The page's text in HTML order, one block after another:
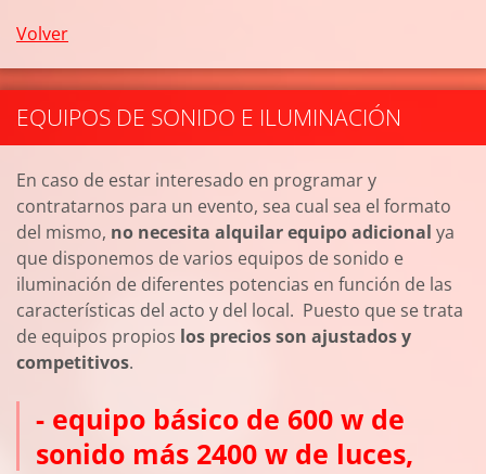
Volver
EQUIPOS DE SONIDO E ILUMINACIÓN
En caso de estar interesado en programar y
contratarnos para un evento, sea cual sea el formato
del mismo, no necesita alquilar equipo adicional ya
que disponemos de varios equipos de sonido e
iluminación de diferentes potencias en función de las
características del acto y del local. Puesto que se trata
de equipos propios los precios son ajustados y
competitivos.
- equipo básico de 600 w de
sonido más 2400 w de luces,